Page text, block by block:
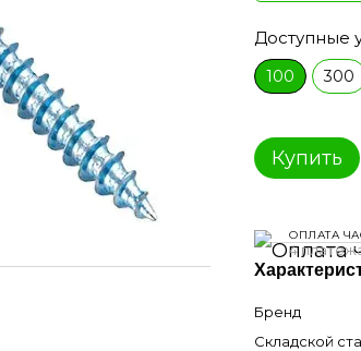
Доступные
100 300
Купить
ОПЛАТА
4
Бренд
Складской